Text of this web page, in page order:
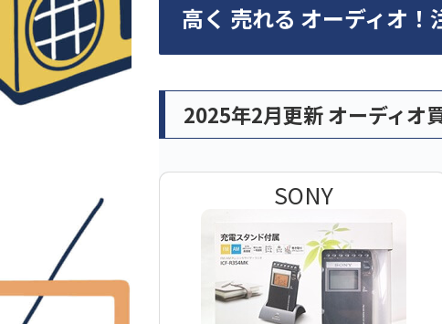
高く 売れる オーディオ！
2025年2月更新 オーディオ
SONY